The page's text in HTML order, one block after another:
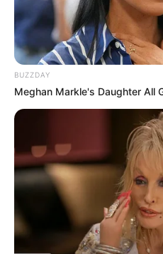
Alejandra Azcárate.
BUZZDAY
Meghan Markle's Daughter All